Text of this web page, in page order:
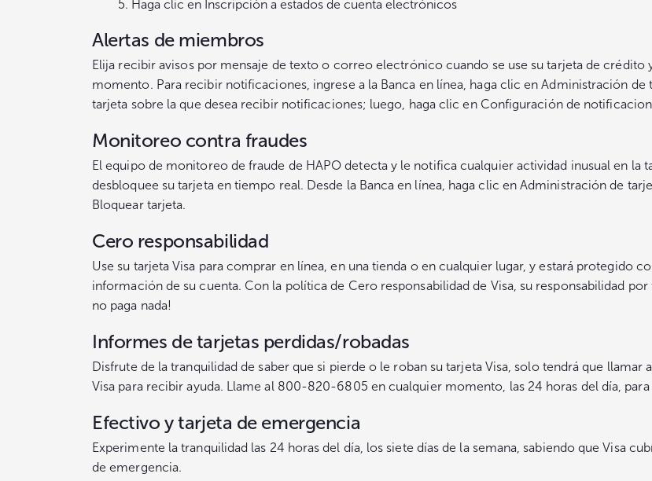
Haga clic en Inscripción a estados de cuenta electrónicos
Alertas de miembros
Elija recibir avisos por mensaje de texto o correo electrónico cuando se use su tarjeta de crédito
momento. Para recibir notificaciones, ingrese a la Banca en línea, haga clic en Administración
tarjeta sobre la que desea recibir notificaciones; luego, haga clic en Configuración de
Monitoreo contra fraudes
El equipo de monitoreo de fraude de HAPO detecta y le notifica cualquier actividad inusual en la
desbloquee su tarjeta en tiempo real. Desde la Banca en línea, haga clic en Administración de
Bloquear tarjeta.
Cero responsabilidad
Use su tarjeta Visa para comprar en línea, en una tienda o en cualquier lugar, y estará protegido
información de su cuenta. Con la política de Cero responsabilidad de Visa, su responsabilidad por
no paga nada!
Informes de tarjetas perdidas/robadas
Disfrute de la tranquilidad de saber que si pierde o le roban su tarjeta Visa, solo tendrá que
Visa para recibir ayuda. Llame al 800-820-6805 en cualquier momento, las 24 horas del día,
Efectivo y tarjeta de emergencia
Experimente la tranquilidad las 24 horas del día, los siete días de la semana, sabiendo que Visa
de emergencia.